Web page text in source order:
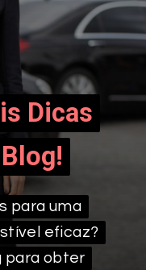
Dicas
Dicas
para uma
eficaz?
para obter
para uma
eficaz?
para obter